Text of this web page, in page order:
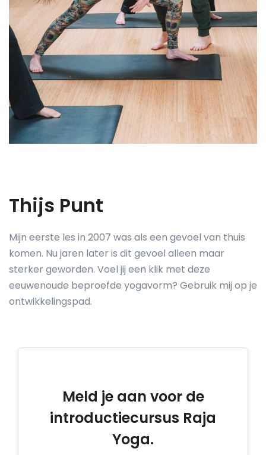
Thijs Punt
Mijn eerste les in 2007 was als een gevoel van thuis
komen. Nu jaren later is dit gevoel alleen maar
sterker geworden. Voel jij een klik met deze
eeuwenoude beproefde yogavorm? Gebruik mij op je
ontwikkelingspad.
Meld je aan voor de
introductiecursus Raja
Yoga.